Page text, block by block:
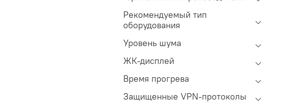
Рекомендуемый тип
оборудования
Уровень шума
ЖК-дисплей
Время прогрева
Защищенные VPN-протоколы